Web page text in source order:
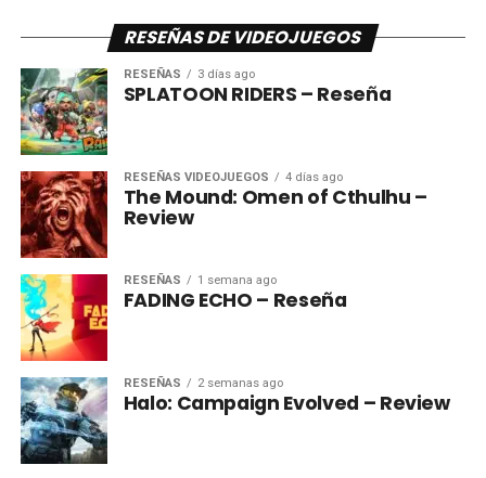
RESEÑAS DE VIDEOJUEGOS
RESEÑAS 3 días ago
SPLATOON RIDERS – Reseña
RESEÑAS VIDEOJUEGOS 4 días ago
The Mound: Omen of Cthulhu –
Review
RESEÑAS 1 semana ago
FADING ECHO – Reseña
RESEÑAS 2 semanas ago
Halo: Campaign Evolved – Review